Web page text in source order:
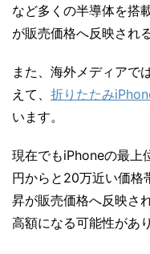
など多くの半導体を搭
が販売価格へ反映され
また、海外メディアで
えて、 折りたたみ
います。
現在でもiPhoneの最上
円からと20万近い価格
昇が販売価格へ反映さ
高額になる可能性があ